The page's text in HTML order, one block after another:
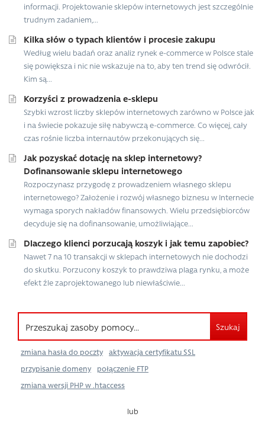
informacji. Projektowanie sklepów internetowych jest szczególnie
trudnym zadaniem,...
Kilka słów o typach klientów i procesie zakupu
Według wielu badań oraz analiz rynek e-commerce w Polsce stale
się powiększa i nic nie wskazuje na to, aby ten trend się odwrócił.
Kim są...
Korzyści z prowadzenia e-sklepu
Szybki wzrost liczby sklepów internetowych zarówno w Polsce jak
i na świecie pokazuje siłę nabywczą e-commerce. Co więcej, cały
czas rośnie liczba internautów przekonujących się...
Jak pozyskać dotację na sklep internetowy?
Dofinansowanie sklepu internetowego
Rozpoczynasz przygodę z prowadzeniem własnego sklepu
internetowego? Założenie i rozwój własnego biznesu w Internecie
wymaga sporych nakładów finansowych. Wielu przedsiębiorców
decyduje się na dofinansowanie, umożliwiające...
Dlaczego klienci porzucają koszyk i jak temu zapobiec?
Nawet 7 na 10 transakcji w sklepach internetowych nie dochodzi
do skutku. Porzucony koszyk to prawdziwa plaga rynku, a może
efekt źle zaprojektowanego lub niewłaściwie...
Szukaj
zmiana hasła do poczty
aktywacja certyfikatu SSL
przypisanie domeny
połączenie FTP
zmiana wersji PHP w .htaccess
lub